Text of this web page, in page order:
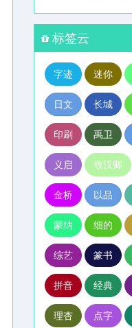
标签云
字迹 迷你
日文 长城
印刷 禹卫
义启 敬汉卿
金桥 以品
蒙纳 细的
综艺 篆书
拼音 经典
理杏 点字